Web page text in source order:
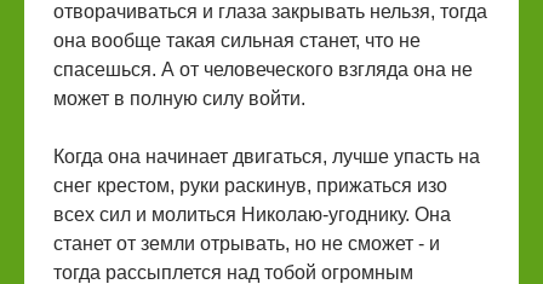
отворачиваться и глаза закрывать нельзя, тогда
она вообще такая сильная станет, что не
спасешься. А от человеческого взгляда она не
может в полную силу войти.
Когда она начинает двигаться, лучше упасть на
снег крестом, руки раскинув, прижаться изо
всех сил и молиться Николаю-угоднику. Она
станет от земли отрывать, но не сможет - и
тогда рассыплется над тобой огромным